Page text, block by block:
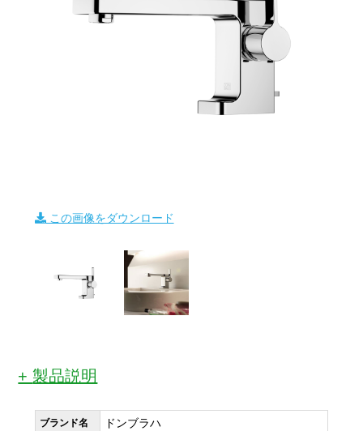
この画像をダウンロード
製品説明
ブランド名 ドンブラハ